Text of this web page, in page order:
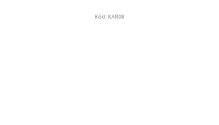
Kód: KAR08